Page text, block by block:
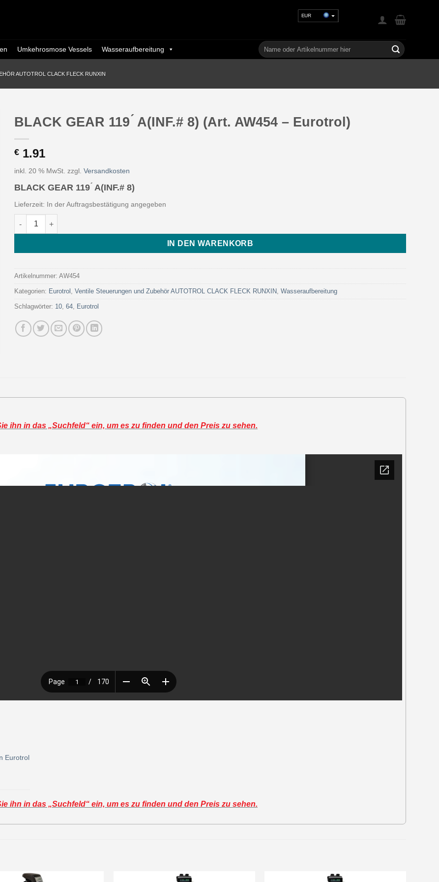
EUR
GBP
Umkehrosmose Vessels Wasseraufbereitung
Suchen
nach:
AUTOTROL CLACK FLECK RUNXIN
BLACK GEAR 119 ́ A(INF.# 8) (Art. AW454 – Eurotrol)
€ 1.91
inkl. 20 % MwSt. zzgl.Versandkosten
BLACK GEAR 119 ́ A(INF.# 8)
Lieferzeit: In der Auftragsbestätigung angegeben
BLACK GEAR 119 ́ A(INF.# 8) (Art. AW454 - Eurotrol) Menge
IN DEN WARENKORB
Artikelnummer:AW454
Kategorien: Eurotrol ,Ventile Steuerungen und Zubehör AUTOTROL CLACK FLECK RUNXIN ,Wasseraufbereitung
Schlagwörter: 10 ,64 Eurotrol
ihn in das „Suchfeld“ ein, um es zu finden und den Preis zu sehen.
Eurotrol
ihn in das „Suchfeld“ ein, um es zu finden und den Preis zu sehen.